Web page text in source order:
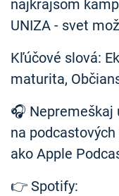
najkrajšom
UNIZA - svet
Kľúčové slová:
maturita,
🎧 Nepremeškaj
na
ako Apple
👉 Spotify: